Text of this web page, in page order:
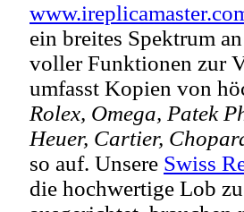
ein breites Spektrum
voller Funktionen zur
umfasst Kopien von
Rolex, Omega, Patek
Heuer, Cartier,
so auf. Unsere Swiss
die hochwertige Lob